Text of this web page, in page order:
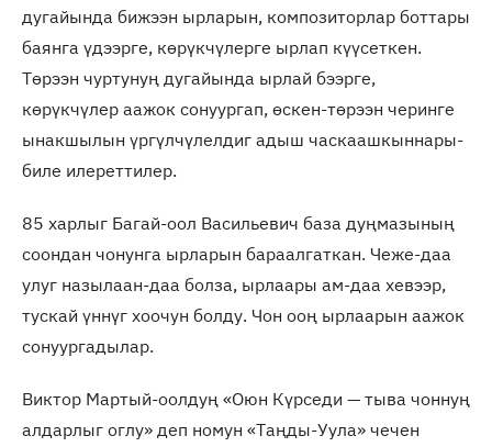
дугайында бижээн ырларын, композиторлар боттары
баянга үдээрге, көрүкчүлерге ырлап күүсеткен.
Төрээн чуртунуң дугайында ырлай бээрге,
көрүкчүлер аажок сонуургап, өскен-төрээн черинге
ынакшылын үргүлчүлелдиг адыш часкаашкыннары-
биле илереттилер.
85 харлыг Багай-оол Васильевич база дуңмазының
соондан чонунга ырларын бараалгаткан. Чеже-даа
улуг назылаан-даа болза, ырлаары ам-даа хевээр,
тускай үннүг хоочун болду. Чон ооң ырлаарын аажок
сонуургадылар.
Виктор Мартый-оолдуң «Оюн Күрседи — тыва чоннуң
алдарлыг оглу» деп номун «Таңды-Уула» чечен